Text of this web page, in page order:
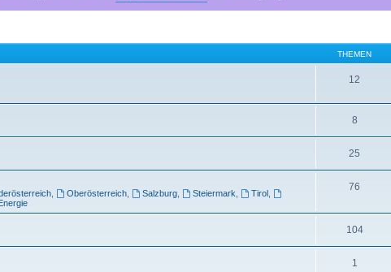
THEMEN
12
8
25
Oberösterreich Salzburg Steiermark Tirol,
76
104
1